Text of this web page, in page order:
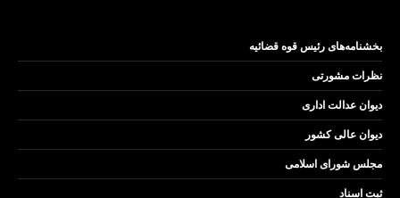
بخشنامه‌های رئیس قوه قضائیه
نظرات مشورتی
دیوان عدالت اداری
دیوان عالی کشور
مجلس شورای اسلامی
ثبت اسناد